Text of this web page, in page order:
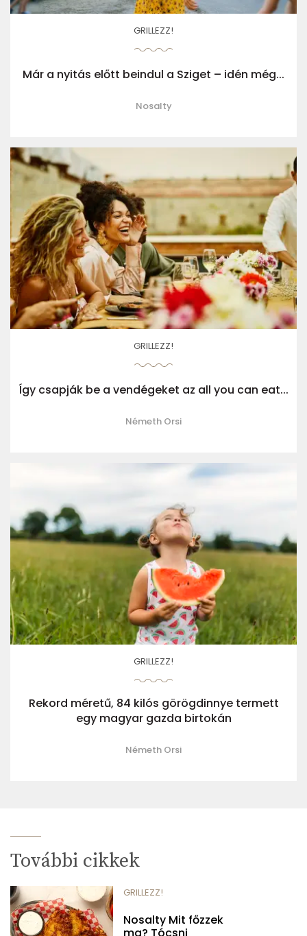
GRILLEZZ!
Már a nyitás előtt beindul a Sziget – idén még...
Nosalty
GRILLEZZ!
Így csapják be a vendégeket az all you can eat...
Németh Orsi
GRILLEZZ!
Rekord méretű, 84 kilós görögdinnye termett
egy magyar gazda birtokán
Németh Orsi
További cikkek
GRILLEZZ!
Nosalty Mit főzzek
ma? Tócsni